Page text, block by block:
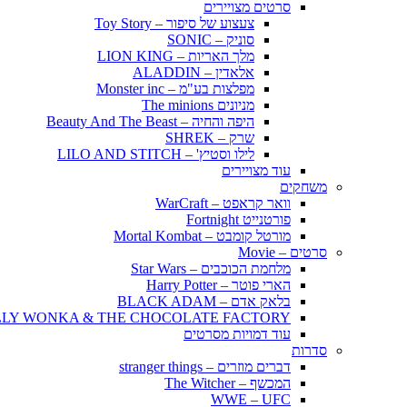
סרטים מצויירים
צעצוע של סיפור – Toy Story
סוניק – SONIC
מלך האריות – LION KING
אלאדין – ALADDIN
מפלצות בע"מ – Monster inc
מניונים The minions
היפה והחיה – Beauty And The Beast
שרק – SHREK
לילו וסטיץ' – LILO AND STITCH
עוד מצויירים
משחקים
וואר קראפט – WarCraft
פורטנייט Fortnight
מורטל קומבט – Mortal Kombat
סרטים – Movie
מלחמת הכוכבים – Star Wars
הארי פוטר – Harry Potter
בלאק אדם – BLACK ADAM
WONKA & THE CHOCOLATE FACTORY
עוד דמויות מסרטים
סדרות
דברים מוזרים – stranger things
המכשף – The Witcher
WWE – UFC